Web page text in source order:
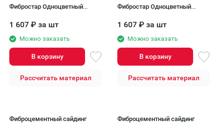
Фибростар Одноцветный
Насыщенный
1 607 ₽ за шт
Можно заказать
В корзину
Рассчитать материал
Фибростар Одноцветный
Груша
1 607 ₽ за шт
Можно заказать
В корзину
Рассчитать материал
Фиброцементный сайдинг
Фиброцементный сайдинг